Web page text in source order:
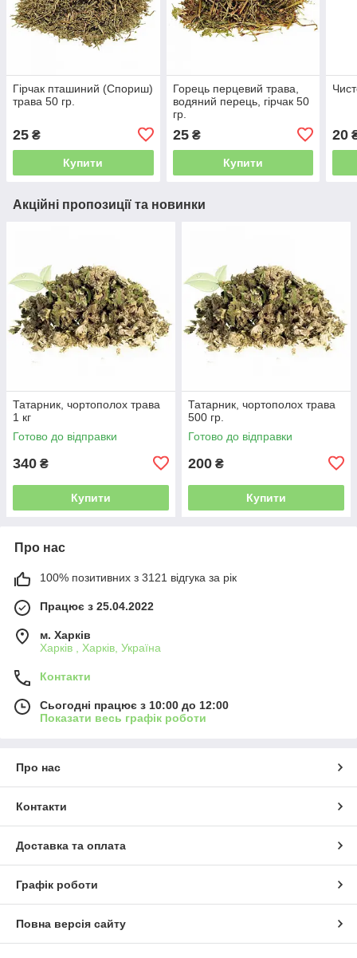
Гірчак пташиний (Спориш)
трава 50 гр.
25 ₴
Купити
Горець перцевий трава,
водяний перець, гірчак 50
гр.
25₴
Купити
20
Акційні пропозиції та новинки
Татарник, чортополох трава
1 кг
Готово до відправки
340 ₴
Купити
Татарник, чортополох трава
500 гр.
Готово до відправки
200 ₴
Купити
Про нас
100% позитивних з 3121 відгука за рік
Працює з 25.04.2022
м. Харків
Харків , Харків, Україна
Контакти
Сьогодні працює з 10:00 до 12:00
Показати весь графік роботи
Про нас
Контакти
Доставка та оплата
Графік роботи
Повна версія сайту